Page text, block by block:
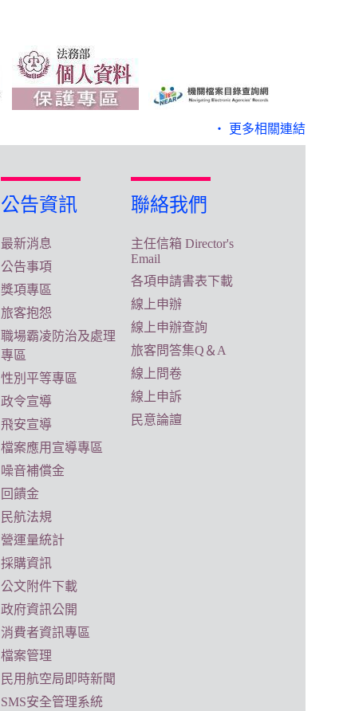
‧ 更多相關連結
公告資訊
最新消息
公告事項
獎項專區
旅客抱怨
職場霸凌防治及處理
專區
性別平等專區
政令宣導
飛安宣導
檔案應用宣導專區
噪音補償金
回饋金
民航法規
營運量統計
採購資訊
公文附件下載
政府資訊公開
消費者資訊專區
檔案管理
民用航空局即時新聞
SMS安全管理系統
聯絡我們
主任信箱 Director's
Email
各項申請書表下載
線上申辦
線上申辦查詢
旅客問答集Q＆A
線上問卷
線上申訴
民意論譠